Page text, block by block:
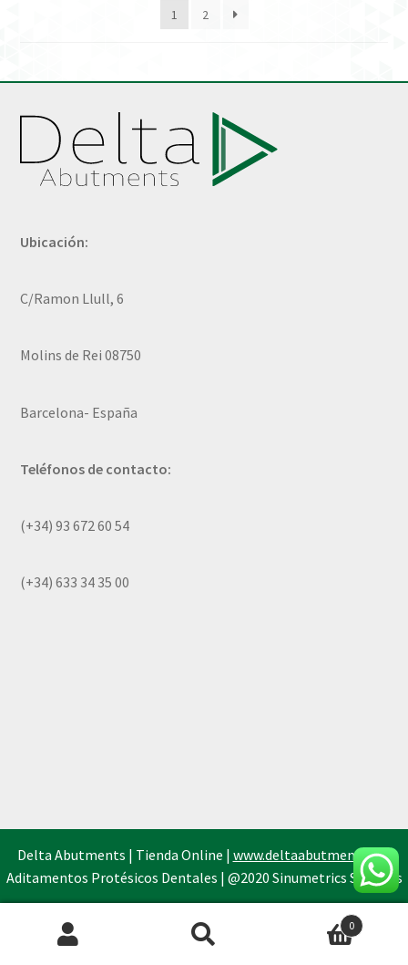
1 2
Ubicación:
C/Ramon Llull, 6
Molins de Rei 08750
Barcelona- España
Teléfonos de contacto:
(+34) 93 672 60 54
(+34) 633 34 35 00
Delta Abutments | Tienda Online | www.deltaabutments.es|
Aditamentos Protésicos Dentales | @2020 Sinumetrics Systems
Búsqueda
0